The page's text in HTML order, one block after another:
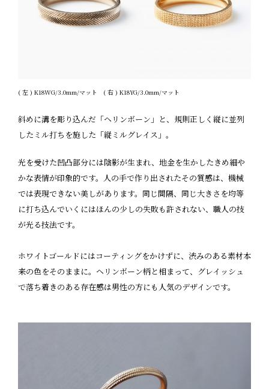
( 左 ) K18WG/3.0mm/マット ( 右 ) K18YG/3.0mm/マット
斜めに溝を彫り込んだ「ヘリンボーン」と、規則正しく縦に並列
したミル打ちを施した「縦ミルグレイス」。
光を受けた凹凸部分には陰影が生まれ、地金を生かしたきめ細や
かな表情が印象的です。人の手で作り出されたその質感は、機械
では表現できない美しがあります。同じ間隔、同じ大きさを均等
に打ち込んでいくにはほんの少しの失敗も許されない、職人の技
が光る技法です。
ホワイトゴールドにはコーティングをかけずに、渋みのある素材本
来の色をそのままに。ヘリンボーン柄と相まって、グレイッシュ
で落ち着きのある存在感は男性の方にも人気のデザインです。